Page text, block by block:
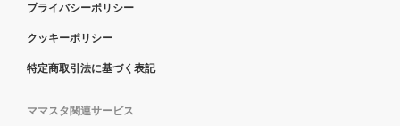
プライバシーポリシー
クッキーポリシー
特定商取引法に基づく表記
ママスタ関連サービス